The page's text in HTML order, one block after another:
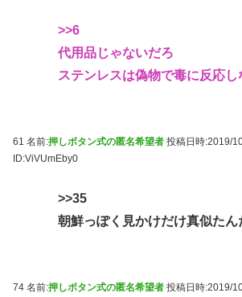
>>6
代用品じゃないだろ
ステンレスは偽物で毒に反応し
61 名前:押しボタン式の匿名希望者 投稿日時:2019/
ID:ViVUmEby0
>>35
朝鮮っぽく見かけだけ真似たん
74 名前:押しボタン式の匿名希望者 投稿日時:2019/